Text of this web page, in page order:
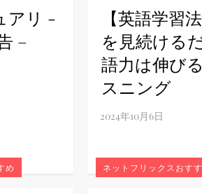
アリ -
–
【英語学習
を見続ける
語力は伸び
スニング
め ネットフリックスおす
悪》が登場する韓国映画。